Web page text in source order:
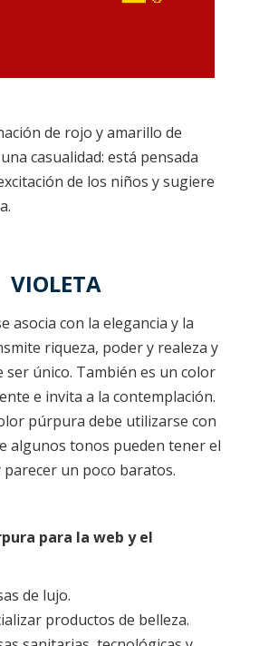
de rojo y amarillo de
casualidad: está pensada
de los niños y sugiere
VIOLETA
asocia con la elegancia y la
riqueza, poder y realeza y
ser único. También es un color
e invita a la contemplación.
púrpura debe utilizarse con
algunos tonos pueden tener el
un poco baratos.
para la web y el
de lujo.
productos de belleza.